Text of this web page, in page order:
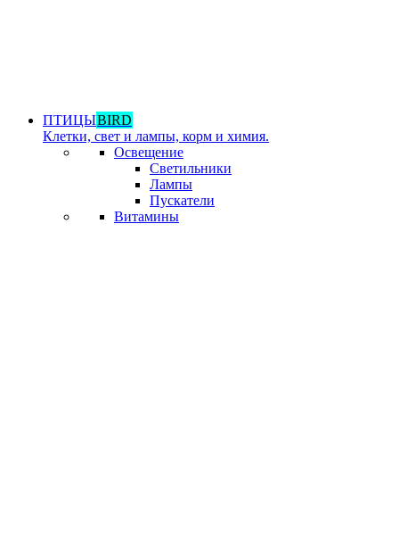
ПТИЦЫBIRD
Клетки, свет и лампы, корм и химия.
Освещение
Светильники
Лампы
Пускатели
Витамины